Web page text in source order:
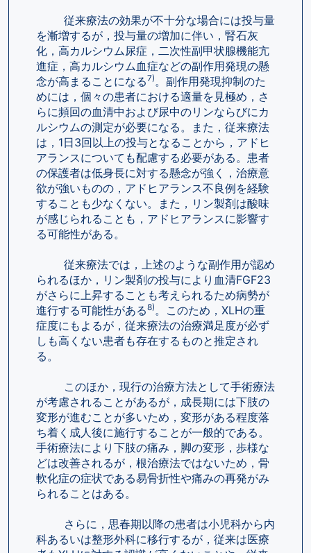
を漸増するが，投与量の増加に伴い，腎石灰
化，高カルシウム尿症，二次性副甲状腺機能亢
進症，高カルシウム血症などの副作用発現の懸
念が高まることになる7)。副作用発現抑制のた
めには，個々の患者における適量を見極め，さ
らに頻回の血清中および尿中のリンならびにカ
ルシウムの測定が必要になる。また，従来療法
は，1日3回以上の投与となることから，アドヒ
アランスについても配慮する必要がある。患者
の保護者は低身長に対する懸念が強く，治療意
欲が強いものの，アドヒアランス不良例を経験
することも少なくない。また，リン製剤は酸味
が感じられることも，アドヒアランスに影響す
る可能性がある。
られるほか，リン製剤の投与により血清FGF23
がさらに上昇することも考えられるため病勢が
進行する可能性がある8)。このため，XLHの重
症度にもよるが，従来療法の治療満足度が必ず
しも高くない患者も存在するものと推定され
る。
が考慮されることがあるが，成長期には下肢の
変形が進むことが多いため，変形がある程度落
ち着く成人後に施行することが一般的である。
手術療法により下肢の痛み，脚の変形，歩様な
どは改善されるが，根治療法ではないため，骨
軟化症の症状である易骨折性や痛みの再発がみ
られることはある。
科あるいは整形外科に移行するが，従来は医療